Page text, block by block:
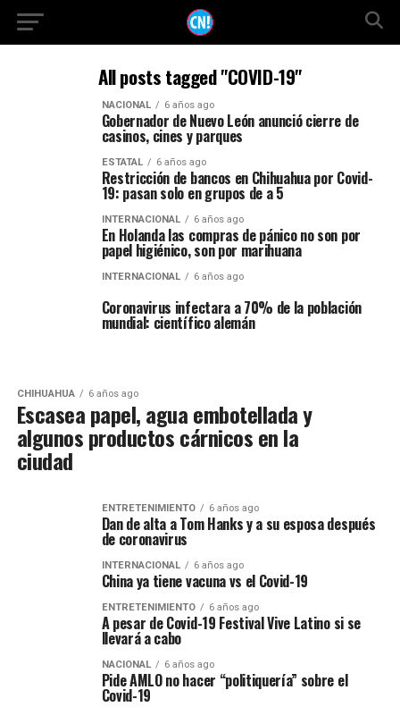
All posts tagged "COVID-19"
NACIONAL 6 años ago
Gobernador de Nuevo León anunció cierre de
casinos, cines y parques
ESTATAL 6 años ago
Restricción de bancos en Chihuahua por Covid-
19: pasan solo en grupos de a 5
INTERNACIONAL 6 años ago
En Holanda las compras de pánico no son por
papel higiénico, son por marihuana
INTERNACIONAL 6 años ago
Coronavirus infectara a 70% de la población
mundial: científico alemán
CHIHUAHUA 6 años ago
Escasea papel, agua embotellada y
algunos productos cárnicos en la
ciudad
ENTRETENIMIENTO 6 años ago
Dan de alta a Tom Hanks y a su esposa después
de coronavirus
INTERNACIONAL 6 años ago
China ya tiene vacuna vs el Covid-19
ENTRETENIMIENTO 6 años ago
A pesar de Covid-19 Festival Vive Latino si se
llevará a cabo
NACIONAL 6 años ago
Pide AMLO no hacer “politiquería” sobre el
Covid-19